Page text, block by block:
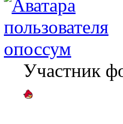
опоссум
Участник